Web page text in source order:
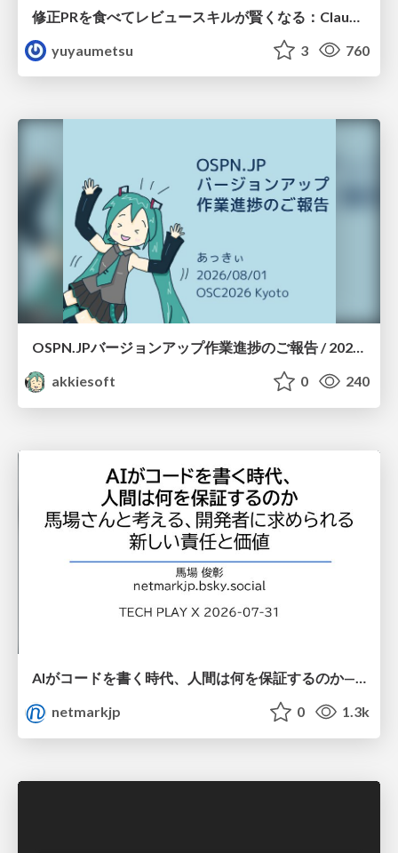
yuyaumetsu
3 760
OSPN.JPバージョンアップ作業進捗のご報告 / 20260801-osc26kyoto
akkiesoft
0 240
AIがコードを書く時代、人間は何を保証するのか———馬場さんと考える、開発者に求められる新しい責任と価値 - TECH PLAY
netmarkjp
0 1.3k